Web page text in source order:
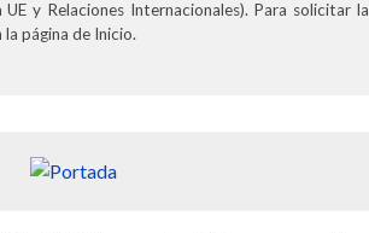
y Relaciones Internacionales). Para solicitar la
página de Inicio.